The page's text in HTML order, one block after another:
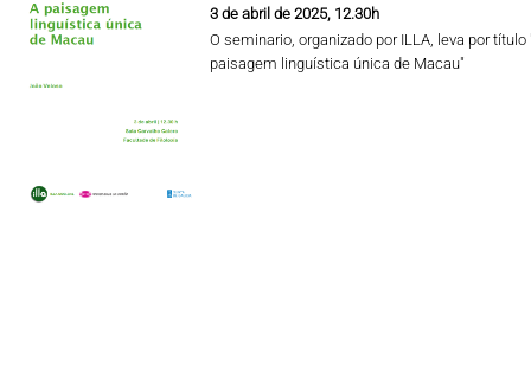
3 de abril de 2025, 12.30h
O seminario, organizado por ILLA, leva por título
paisagem linguística única de Macau"